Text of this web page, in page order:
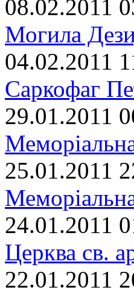
08.02.2011
Могила
04.02.2011
Саркофаг
29.01.2011
25.01.2011
24.01.2011
Церква св.
22.01.2011